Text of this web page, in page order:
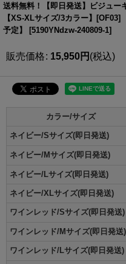
送料無料！【即日発送】ビジュー
【XS-XLサイズ/3カラー】
予定】
[5190YNdzw-240809-1]
販売価格: 15,950円 (税込)
カラー/サイズ
ネイビー/Sサイズ(即日発送)
ネイビー/Mサイズ(即日発送)
ネイビー/Lサイズ(即日発送)
ネイビー/XLサイズ(即日発送)
ワインレッド/Sサイズ(即日発送)
ワインレッド/Mサイズ(即日発送)
ワインレッド/Lサイズ(即日発送)